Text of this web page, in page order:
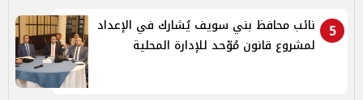
5
نائب محافظ بني سويف يُشارك في الإعداد
لمشروع قانون مُوّحد للإدارة المحلية